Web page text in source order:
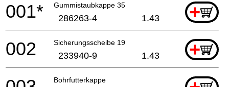
Gummistaubkappe 35 +
001* 286263-4 1.43
Sicherungsscheibe 19 +
002 233940-9 1.43
Bohrfutterkappe